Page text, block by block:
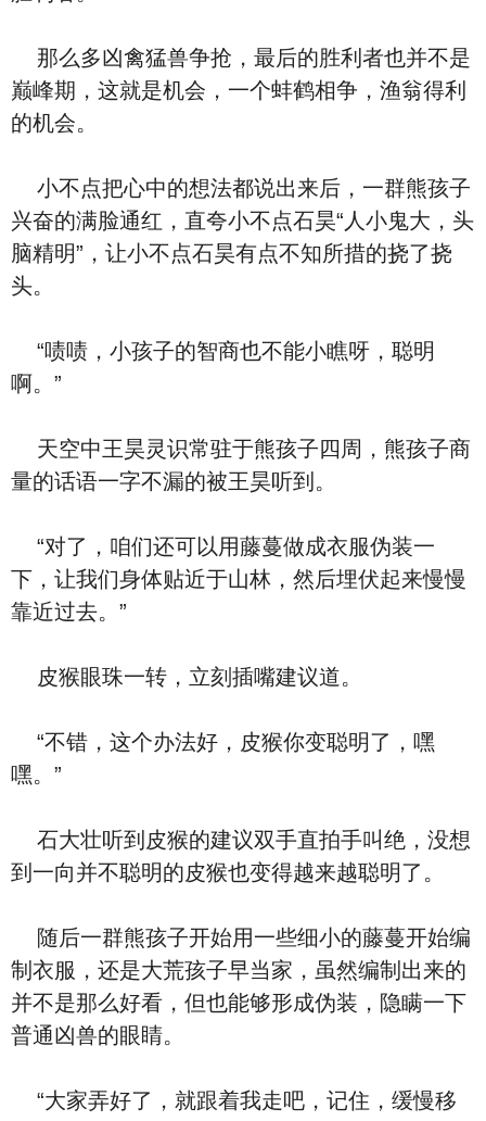
那么多凶禽猛兽争抢，最后的胜利者也并不是
巅峰期，这就是机会，一个蚌鹤相争，渔翁得利
的机会。
小不点把心中的想法都说出来后，一群熊孩子
兴奋的满脸通红，直夸小不点石昊“人小鬼大，头
脑精明”，让小不点石昊有点不知所措的挠了挠
头。
“啧啧，小孩子的智商也不能小瞧呀，聪明
啊。”
天空中王昊灵识常驻于熊孩子四周，熊孩子商
量的话语一字不漏的被王昊听到。
“对了，咱们还可以用藤蔓做成衣服伪装一
下，让我们身体贴近于山林，然后埋伏起来慢慢
靠近过去。”
皮猴眼珠一转，立刻插嘴建议道。
“不错，这个办法好，皮猴你变聪明了，嘿
嘿。”
石大壮听到皮猴的建议双手直拍手叫绝，没想
到一向并不聪明的皮猴也变得越来越聪明了。
随后一群熊孩子开始用一些细小的藤蔓开始编
制衣服，还是大荒孩子早当家，虽然编制出来的
并不是那么好看，但也能够形成伪装，隐瞒一下
普通凶兽的眼睛。
“大家弄好了，就跟着我走吧，记住，缓慢移